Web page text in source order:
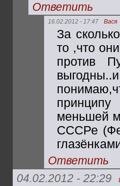
Ответить
16.02.2012 - 17:47 Вася
За
то ,что
против
меньшей
СССРе
Ответить
04.02.2012 - 22:29